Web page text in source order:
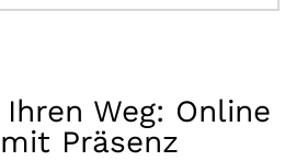
Weg: Online
Präsenz